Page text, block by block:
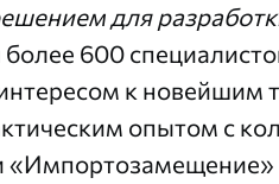
для
более 600
к новейшим
опытом с